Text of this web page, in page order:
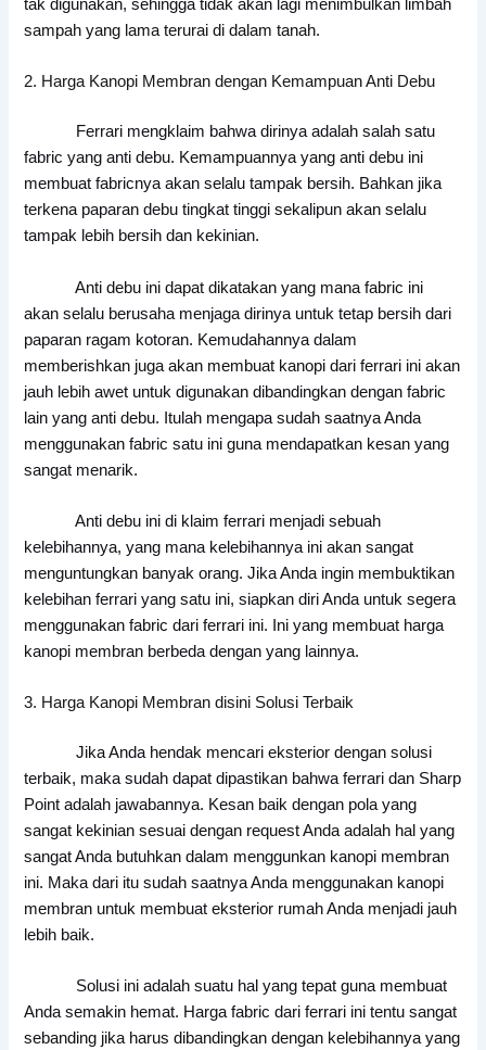
tak digunakan, sehingga tidak akan lagi menimbulkan limbah
sampah yang lama terurai di dalam tanah.
2. Harga Kanopi Membran dengan Kemampuan Anti Debu
Ferrari mengklaim bahwa dirinya adalah salah satu
fabric yang anti debu. Kemampuannya yang anti debu ini
membuat fabricnya akan selalu tampak bersih. Bahkan jika
terkena paparan debu tingkat tinggi sekalipun akan selalu
tampak lebih bersih dan kekinian.
Anti debu ini dapat dikatakan yang mana fabric ini
akan selalu berusaha menjaga dirinya untuk tetap bersih dari
paparan ragam kotoran. Kemudahannya dalam
memberishkan juga akan membuat kanopi dari ferrari ini akan
jauh lebih awet untuk digunakan dibandingkan dengan fabric
lain yang anti debu. Itulah mengapa sudah saatnya Anda
menggunakan fabric satu ini guna mendapatkan kesan yang
sangat menarik.
Anti debu ini di klaim ferrari menjadi sebuah
kelebihannya, yang mana kelebihannya ini akan sangat
menguntungkan banyak orang. Jika Anda ingin membuktikan
kelebihan ferrari yang satu ini, siapkan diri Anda untuk segera
menggunakan fabric dari ferrari ini. Ini yang membuat harga
kanopi membran berbeda dengan yang lainnya.
3. Harga Kanopi Membran disini Solusi Terbaik
Jika Anda hendak mencari eksterior dengan solusi
terbaik, maka sudah dapat dipastikan bahwa ferrari dan Sharp
Point adalah jawabannya. Kesan baik dengan pola yang
sangat kekinian sesuai dengan request Anda adalah hal yang
sangat Anda butuhkan dalam menggunkan kanopi membran
ini. Maka dari itu sudah saatnya Anda menggunakan kanopi
membran untuk membuat eksterior rumah Anda menjadi jauh
lebih baik.
Solusi ini adalah suatu hal yang tepat guna membuat
Anda semakin hemat. Harga fabric dari ferrari ini tentu sangat
sebanding jika harus dibandingkan dengan kelebihannya yang